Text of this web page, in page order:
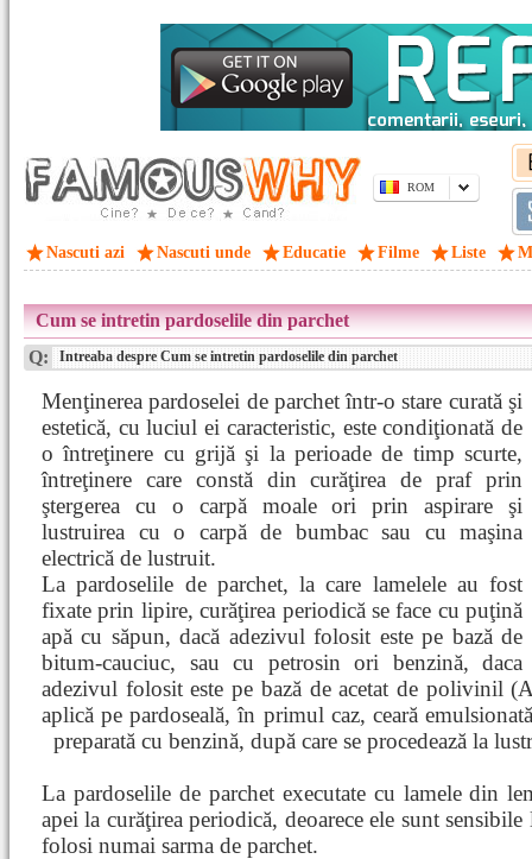
ROM
Nascuti azi Nascuti unde Educatie Filme Liste
Cum se intretin pardoselile din parchet
Q: Intreaba despre Cum se intretin pardoselile din parchet
Menţinerea pardoselei de parchet într-o stare curată şi
estetică, cu luciul ei caracteristic, este condiţionată de
o întreţinere cu grijă şi la perioade de timp scurte,
întreţinere care constă din curăţirea de praf prin
ştergerea cu o carpă moale ori prin aspirare şi
lustruirea cu o carpă de bumbac sau cu maşina
electrică de lustruit.
La pardoselile de parchet, la care lamelele au fost
fixate prin lipire, curăţirea periodică se face cu puţină
apă cu săpun, dacă adezivul folosit este pe bază de
bitum-cauciuc, sau cu petrosin ori benzină, daca
adezivul folosit este pe bază de acetat de polivinil
aplică pe pardoseală, în primul caz, ceară
preparată cu benzină, după care se procedează la
La pardoselile de parchet executate cu lamele din
apei la curăţirea periodică, deoarece ele sunt sensibile
folosi numai sarma de parchet.